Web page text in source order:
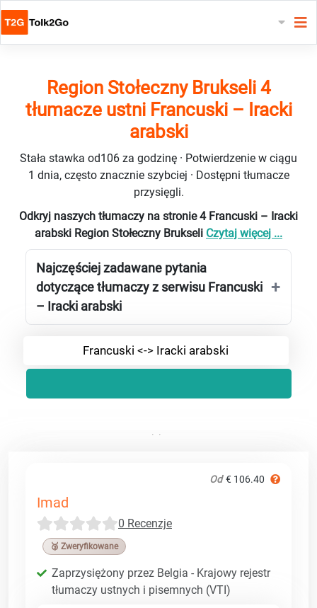
Region Stołeczny Brukseli 4
tłumacze ustni Francuski – Iracki
arabski
Stała stawka od106 za godzinę · Potwierdzenie w ciągu
1 dnia, często znacznie szybciej · Dostępni tłumacze
przysięgli.
Odkryj naszych tłumaczy na stronie 4 Francuski – Iracki
arabski Region Stołeczny Brukseli Czytaj więcej ...
Najczęściej zadawane pytania
dotyczące tłumaczy z serwisu Francuski
– Iracki arabski
Francuski <-> Iracki arabski
Od € 106.40
Imad
0 Recenzje
🥉 Zweryfikowane
Zaprzysiężony przez Belgia - Krajowy rejestr
tłumaczy ustnych i pisemnych (VTI)